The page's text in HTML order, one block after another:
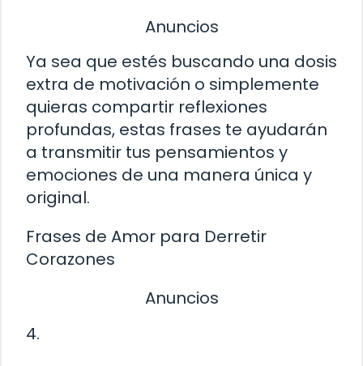
Anuncios
Ya sea que estés buscando una dosis
extra de motivación o simplemente
quieras compartir reflexiones
profundas, estas frases te ayudarán
a transmitir tus pensamientos y
emociones de una manera única y
original.
Frases de Amor para Derretir
Corazones
Anuncios
4.